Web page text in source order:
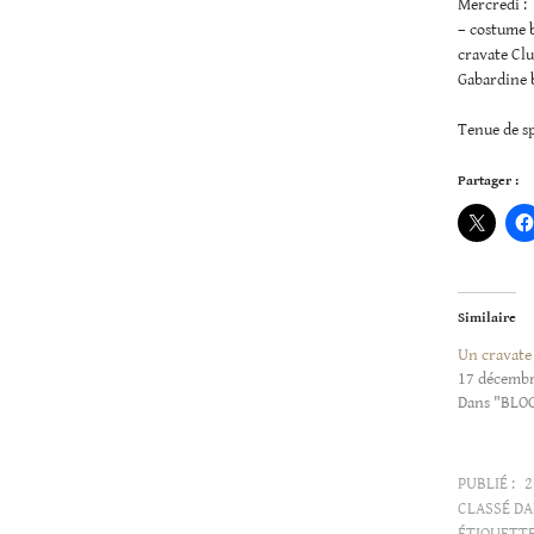
Mercredi :
– costume
cravate
Gabardine
Tenue de
Partager :
Similaire
Un
17
Dans
PUBLIÉ :
CLASSÉ